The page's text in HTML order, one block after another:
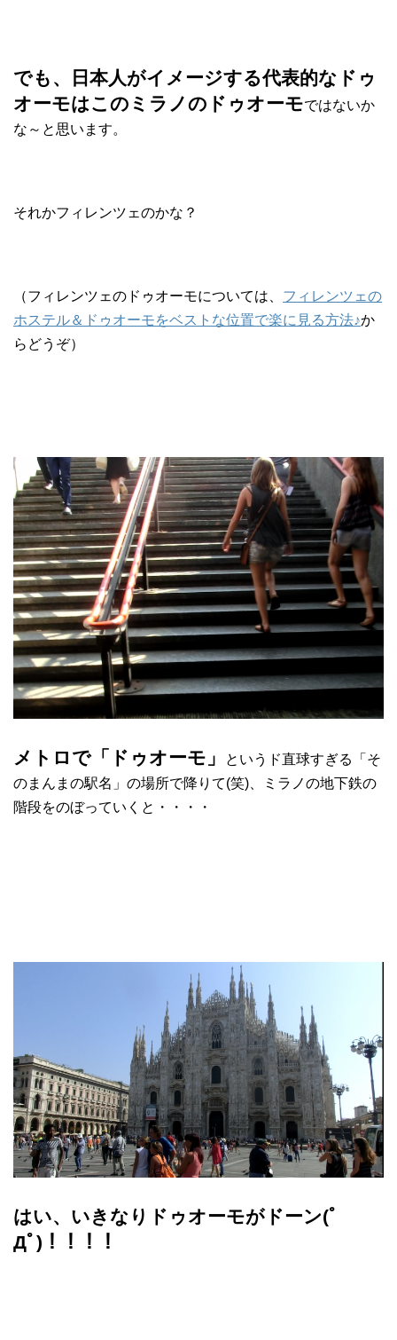
でも、日本人がイメージする代表的なドゥ
オーモはこのミラノのドゥオーモではないか
な～と思います。
それかフィレンツェのかな？
（フィレンツェのドゥオーモについては、 フィレンツェの
ホステル＆ドゥオーモをベストな位置で楽に見る方法♪か
らどうぞ）
メトロで「ドゥオーモ」
というド直球すぎる「そ
のまんまの駅名」の場所で降りて(笑)、ミラノの地下鉄の
階段をのぼっていくと・・・・
はい、いきなりドゥオーモがドーン(ﾟ
Дﾟ)！！！！